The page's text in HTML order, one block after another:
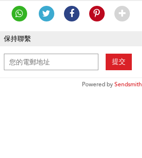
保持聯繫
提交
Powered bySendsmith